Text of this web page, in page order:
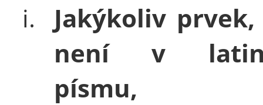
i.
Jakýkoliv
není v
písmu,